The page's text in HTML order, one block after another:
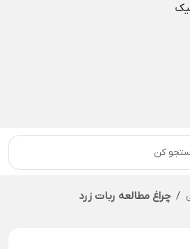
چراغ مطالعه ربات زرد